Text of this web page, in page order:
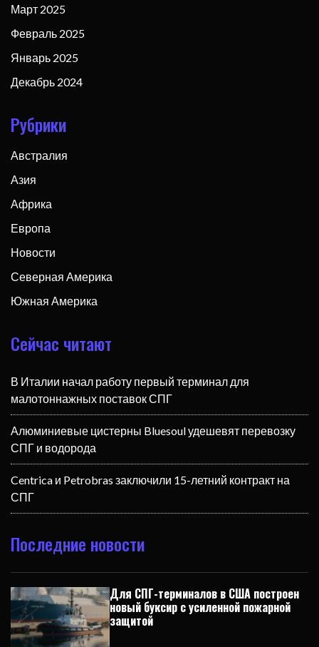
Март 2025
Февраль 2025
Январь 2025
Декабрь 2024
Рубрики
Австралия
Азия
Африка
Европа
Новости
Северная Америка
Южная Америка
Сейчас читают
В Италии начал работу первый терминал для
малотоннажных поставок СПГ
Алюминиевые цистерны Bluesoul удешевят перевозку
СПГ и водорода
Centrica и Petrobras заключили 15-летний контракт на
СПГ
Последние новости
Для СПГ-терминалов в США построен
новый буксир с усиленной пожарной
защитой